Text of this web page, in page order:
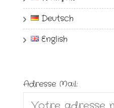
Deutsch
English
Adresse Mail: